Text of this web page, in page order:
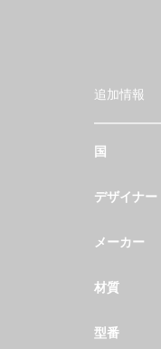
追加情報
国
デザイナー
メーカー
材質
型番